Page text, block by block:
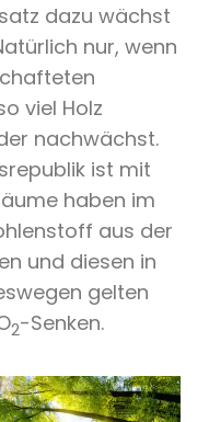
dazu wächst
nur, wenn
viel Holz
nachwächst.
ist mit
haben im
aus der
und diesen in
gelten
2-Senken.